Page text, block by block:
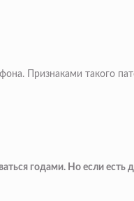
Признаками такого
годами. Но если